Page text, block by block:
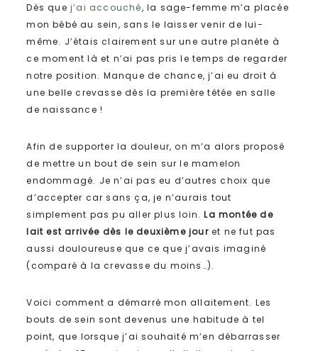
Dès que j’ai accouché, la sage-femme m’a placée
mon bébé au sein, sans le laisser venir de lui-
même. J’étais clairement sur une autre planète à
ce moment là et n’ai pas pris le temps de regarder
notre position. Manque de chance, j’ai eu droit à
une belle crevasse dès la première tétée en salle
de naissance !
Afin de supporter la douleur, on m’a alors proposé
de mettre un bout de sein sur le mamelon
endommagé. Je n’ai pas eu d’autres choix que
d’accepter car sans ça, je n’aurais tout
simplement pas pu aller plus loin.La montée de
lait est arrivée dès le deuxième jouret ne fut pas
aussi douloureuse que ce que j’avais imaginé
(comparé à la crevasse du moins…).
Voici comment a démarré mon allaitement. Les
bouts de sein sont devenus une habitude à tel
point, que lorsque j’ai souhaité m’en débarrasser